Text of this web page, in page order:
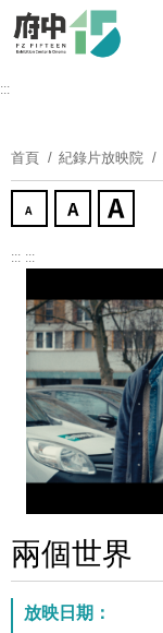
要
塊
:::
首頁 紀錄片放映院
::: :::
兩個世界
放映日期：